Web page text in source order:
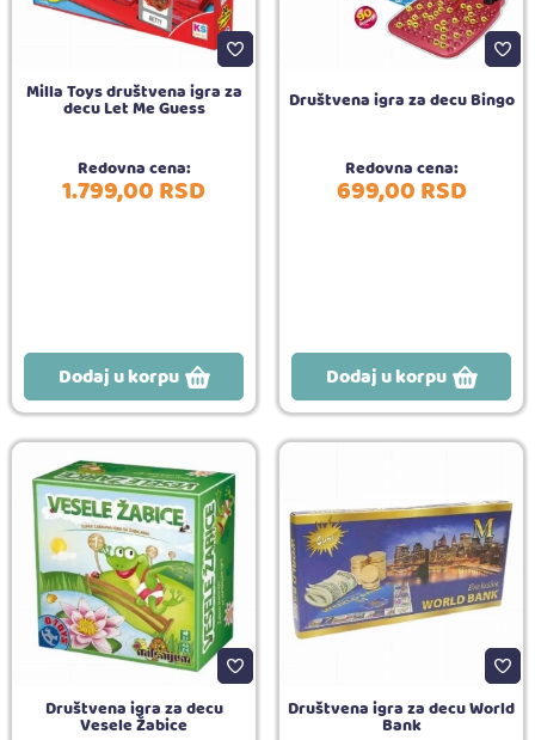
Milla Toys društvena igra za
decu Let Me Guess
Redovna cena:
1.799,00RSD
Dodaj u korpu
Društvena igra za decu Bingo
Redovna cena:
699,00RSD
Dodaj u korpu
Društvena igra za decu
Vesele Žabice
Društvena igra za decu World
Bank